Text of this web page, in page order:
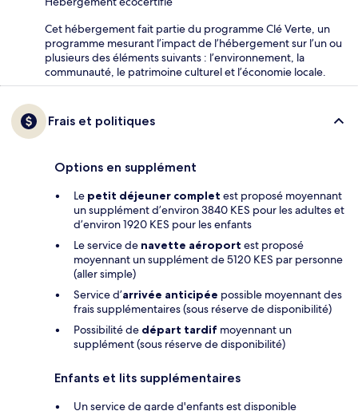
Cet hébergement fait partie du programme Clé Verte, un
programme mesurant l’impact de l’hébergement sur l’un ou
plusieurs des éléments suivants : l’environnement, la
communauté, le patrimoine culturel et l’économie locale.
Frais et politiques
Options en supplément
Le petit déjeuner complet est proposé moyennant
un supplément d’environ 3840 KES pour les adultes et
d’environ 1920 KES pour les enfants
Le service de navette aéroport est proposé
moyennant un supplément de 5120 KES par personne
(aller simple)
Service d’arrivée anticipée possible moyennant des
frais supplémentaires (sous réserve de disponibilité)
Possibilité de départ tardif moyennant un
supplément (sous réserve de disponibilité)
Enfants et lits supplémentaires
Un service de garde d'enfants est disponible